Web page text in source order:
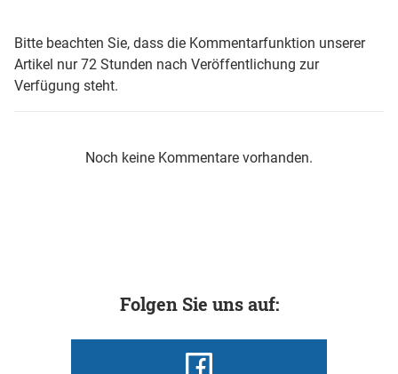
Bitte beachten Sie, dass die Kommentarfunktion unserer
Artikel nur 72 Stunden nach Veröffentlichung zur
Verfügung steht.
Noch keine Kommentare vorhanden.
Folgen Sie uns auf: